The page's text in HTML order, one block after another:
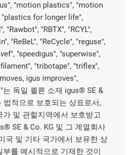
"motion plastics", "motion
for longer life",
"RBTX", "RCYL",
"ReBeL", "ReCycle", "reguse",
"speedigus", "superwise",
"tribotape", "triflex",
igus improves",
는 독일 쾰른 소재 igus® SE &
법적으로 보호되는 상표로서,
및 관할지역에서 보호받고
SE & Co. KG 및 그 계열회사
국 및 기타 국가에서 보유한 상
를 예시적으로 기재한 것이